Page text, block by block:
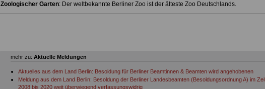
Zoologischer Garten: Der weltbekannte Berliner Zoo ist der älteste Zoo Deutschlands.
mehr zu: Aktuelle Meldungen
Aktuelles aus dem Land Berlin: Besoldung für Berliner Beamtinnen & Beamten wird angehobenen
Meldung aus dem Land Berlin: Besoldung der Berliner Landesbeamten (Besoldungsordnung A) im